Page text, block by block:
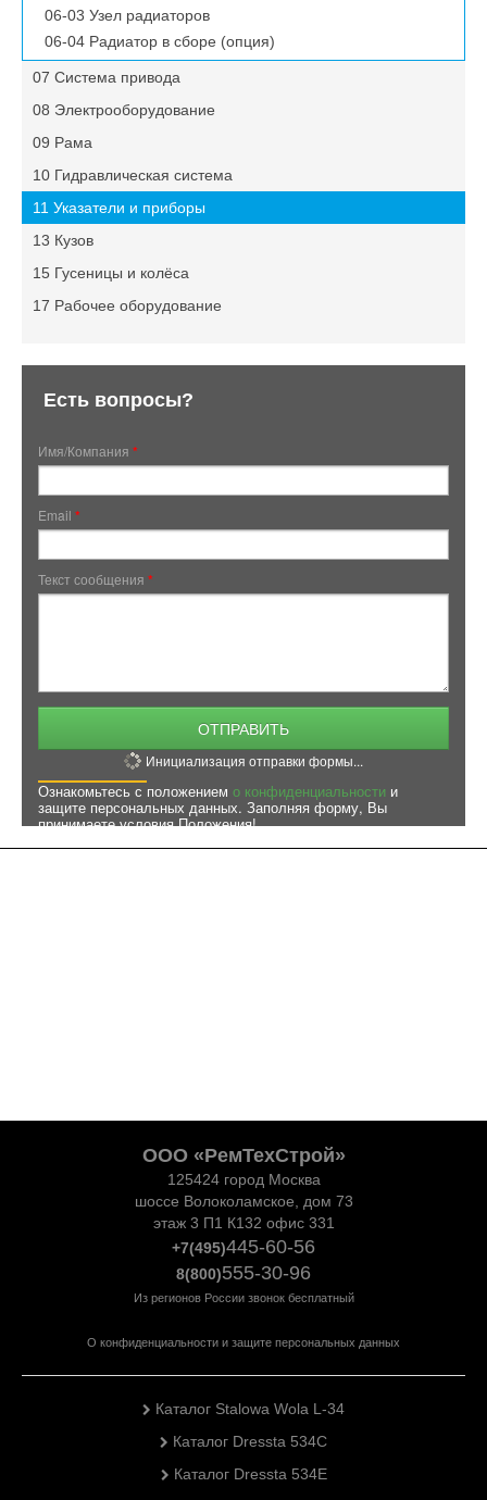
06-03 Узел радиаторов
06-04 Радиатор в сборе (опция)
07 Система привода
08 Электрооборудование
09 Рама
10 Гидравлическая система
11 Указатели и приборы
13 Кузов
15 Гусеницы и колёса
17 Рабочее оборудование
Есть вопросы?
Имя/Компания *
Email *
Текст сообщения *
ОТПРАВИТЬ
Инициализация отправки формы...
Ознакомьтесь с положением о конфиденциальности и
защите персональных данных. Заполняя форму, Вы
принимаете условия Положения!
ООО «РемТехСтрой»
125424 город Москва
шоссе Волоколамское, дом 73
этаж 3 П1 К132 офис 331
+7(495)445-60-56
8(800)555-30-96
Из регионов России звонок бесплатный
О конфиденциальности и защите персональных данных
Каталог Stalowa Wola L-34
Каталог Dressta 534C
Каталог Dressta 534E